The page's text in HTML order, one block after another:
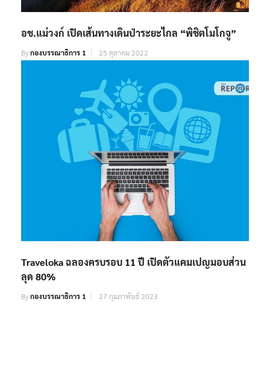
อช.แม่วงก์ เปิดเส้นทางเดินป่าระยะไกล “พิชิตโมโกจู”
Byกองบรรณาธิการ 1 25 ตุลาคม 2022
Traveloka ฉลองครบรอบ 11 ปี เปิดตัวแคมเปญมอบส่วน
ลุด 80%
Byกองบรรณาธิการ 1 27 กุมภาพันธ์ 2023